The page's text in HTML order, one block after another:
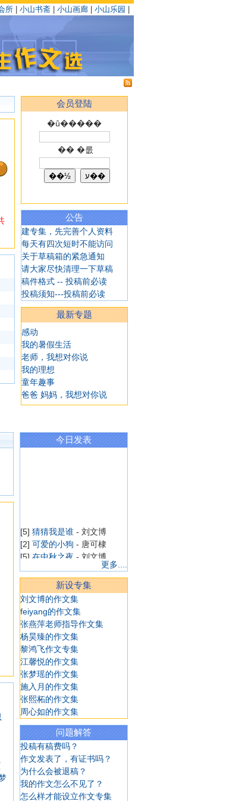
所 小山书斋 小山画廊 小山乐园
会员登陆
�û�����
�� �룺
公告
建专集，先完善个人资料
每天有四次短时不能访问
关于草稿箱的紧急通知
请大家尽快清理一下草稿
稿件格式 -- 投稿前必读
投稿须知---投稿前必读
最新专题
感动
我的暑假生活
老师，我想对你说
我的理想
童年趣事
爸爸 妈妈，我想对你说
今日发表
[5] 猜猜我是谁 - 刘文博
[2] 可爱的小狗 - 唐可棣
[5] 在中秋之夜 - 刘文博
- 刘文博
[5]平凡，也是一种美- 刘文
博
[4]日记一则- 华嘉璐
[4]学游泳- 华嘉璐
[4]日记一则- 华嘉璐
[4]漂亮的喷泉- 陈溢
[4]做梦- 陈溢
[4]学游泳- 陈溢
[4]我十岁生日啦
[4]看田野- 陈溢
[4]海皮岛水世界
[7]一去不复返的小学- 商艺
[4]我想当个魔法师- 韩雨菲
[4]游上海野生动物园- 韩雨
菲
[4]逛商场- 韩雨菲
[4] 老妈减肥记- 韩雨菲
更多....
新设专集
刘文博的作文集
feiyang的作文集
张燕萍老师指导作文集
杨昊臻的作文集
黎鸿飞作文专集
江馨悦的作文集
张梦瑶的作文集
施入月的作文集
张熙柘的作文集
周心如的作文集
问题解答
投稿有稿费吗？
作文发表了，有证书吗？
为什么会被退稿？
我的作文怎么不见了？
怎么样才能设立作文专集